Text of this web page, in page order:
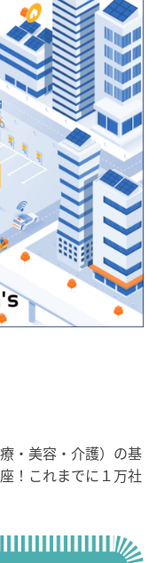
・美容・介護）の基
！これまでに１万社